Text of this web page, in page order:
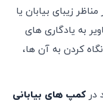
زیبای بیابان یا
به یادگاری‌ های
کردن به آن‌ ها،
درکمپ‌ های بیابانی